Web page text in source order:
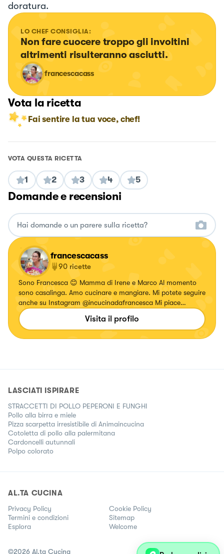
doratura.
LO CHEF CONSIGLIA:
Non fare cuocere troppo gli involtini
altrimenti risulteranno asciutti.
francescacass
Vota la ricetta
Fai sentire la tua voce, chef!
VOTA QUESTA RICETTA
1 2 3 4 5
Domande e recensioni
francescacass
90 ricette
Sono Francesca 😊 Mamma di Irene e Marco Al momento
sono casalinga. Amo cucinare e mangiare. Mi potete seguire
anche su Instagram @incucinadafrancesca Mi piace
condividere le mie ricette, ma anche non mie, per "aiutare"
le persone a cucinare...😉Visita il profilo
LASCIATI ISPIRARE
STRACCETTI DI POLLO PEPERONI E FUNGHI
Pollo alla birra e miele
Pizza scarpetta irresistibile di Animaincucina
Cotoletta di pollo alla palermitana
Cardoncelli autunnali
Polpo colorato
AL.TA CUCINA
Privacy Policy
Cookie Policy
Termini e condizioni
Sitemap
Esplora
Welcome
©2026 Al.ta Cucina